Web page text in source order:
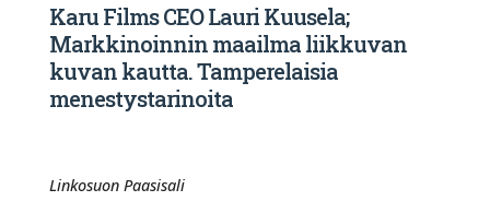
Karu Films CEO Lauri Kuusela;
Markkinoinnin maailma liikkuvan
kuvan kautta. Tamperelaisia
menestystarinoita
Linkosuon Paasisali